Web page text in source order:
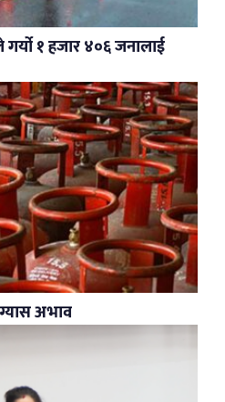
गर्यो १ हजार ४०६ जनालाई
अभाव